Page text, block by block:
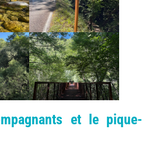
et le pique-